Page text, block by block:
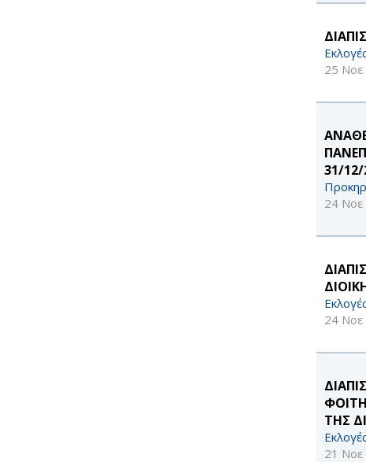
25 Νοε
31/12/
24 Νοε
24 Νοε
ΤΗΣ
21 Νοε